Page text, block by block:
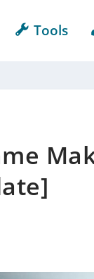
Tools